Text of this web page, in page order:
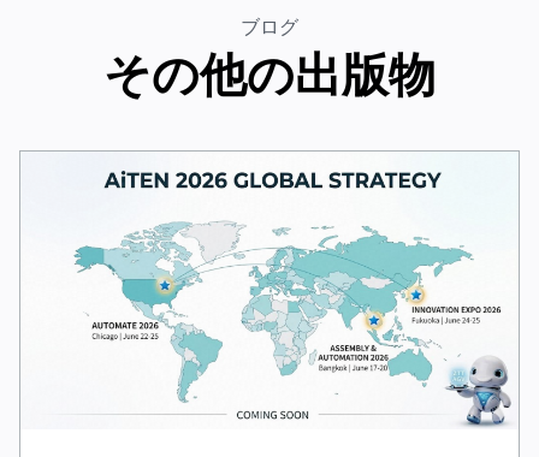
ブログ
その他の出版物